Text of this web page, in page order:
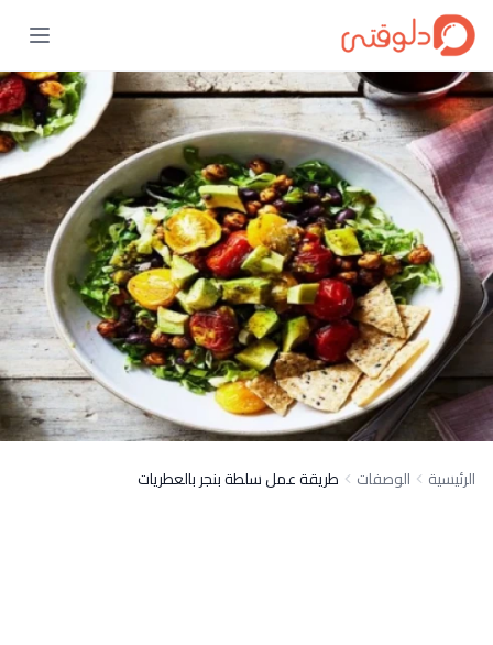
الرئيسية الوصفات طريقة عمل سلطة بنجر بالعطريات